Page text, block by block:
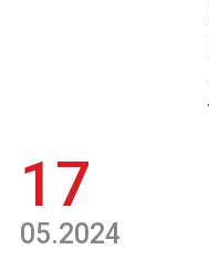
17
05.2024